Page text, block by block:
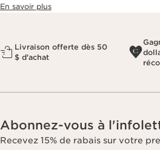
En savoir plus
Livraison offerte dès 50
$ d'achat
Abonnez-vous à
Recevez 15% de rabais sur votre